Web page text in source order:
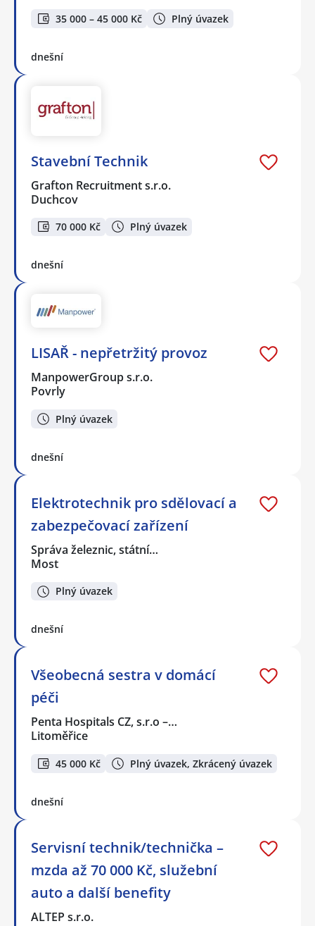
35 000 – 45 000 Kč Plný úvazek
dnešní
Stavební Technik
Grafton Recruitment s.r.o.
Duchcov
70 000 Kč Plný úvazek
dnešní
LISAŘ - nepřetržitý provoz
ManpowerGroup s.r.o.
Povrly
Plný úvazek
dnešní
Elektrotechnik pro sdělovací a
zabezpečovací zařízení
Správa železnic, státní…
Most
Plný úvazek
dnešní
Všeobecná sestra v domácí
péči
Penta Hospitals CZ, s.r.o –…
Litoměřice
45 000 Kč Plný úvazek, Zkrácený úvazek
dnešní
Servisní technik/technička –
mzda až 70 000 Kč, služební
auto a další benefity
ALTEP s.r.o.